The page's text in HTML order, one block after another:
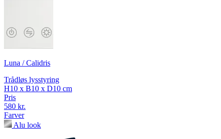
Luna / Calidris
Trådløs lysstyring
H10 x B10 x D10 cm
Pris
580 kr.
Farver
Alu look